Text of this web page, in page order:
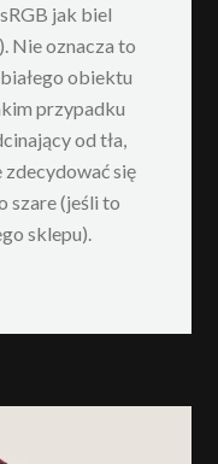
jak biel
Nie oznacza to
obiektu
przypadku
od tła,
się
szare (jeśli to
sklepu).